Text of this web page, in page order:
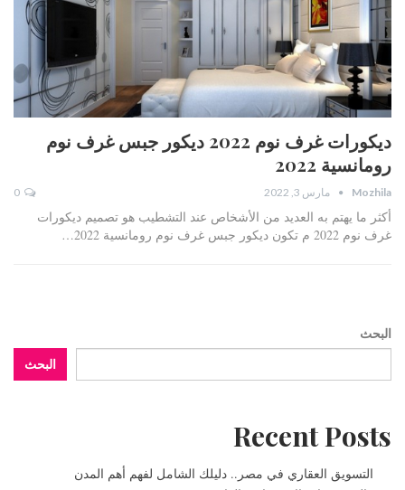
ديكورات غرف نوم 2022 ديكور جبس غرف نوم
رومانسية 2022
Mozhila مارس 3, 2022
أكثر ما يهتم به العديد من الأشخاص عند التشطيب هو تصميم ديكورات
غرف نوم 2022 م تكون ديكور جبس غرف نوم رومانسية 2022…
البحث
البحث
Recent Posts
التسويق العقاري في مصر.. دليلك الشامل لفهم أهم المدن